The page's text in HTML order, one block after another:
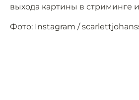
выхода картины в стриминге
Фото: Instagram /